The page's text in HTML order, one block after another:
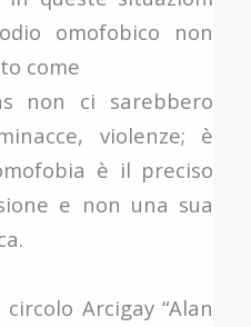
omofobico non
come
non ci sarebbero
violenze; è
è il preciso
e non una sua
Arcigay “Alan